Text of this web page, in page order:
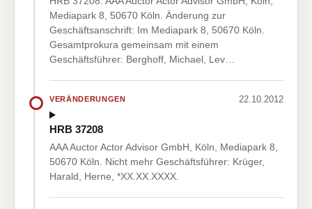
Mediapark 8, 50670 Köln. Änderung zur
Geschäftsanschrift: Im Mediapark 8, 50670 Köln.
Gesamtprokura gemeinsam mit einem
Geschäftsführer: Berghoff, Michael, Lev…
VERÄNDERUNGEN 22.10.2012
HRB 37208
AAA Auctor Actor Advisor GmbH, Köln, Mediapark 8,
50670 Köln. Nicht mehr Geschäftsführer: Krüger,
Harald, Herne, *XX.XX.XXXX.